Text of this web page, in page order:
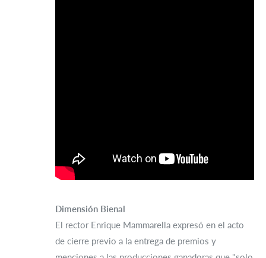
Dimensión Bienal
El rector Enrique Mammarella expresó en el acto
de cierre previo a la entrega de premios y